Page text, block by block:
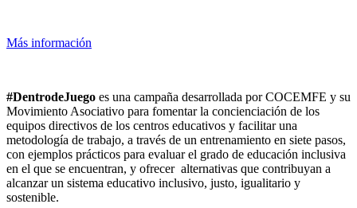
Más información
#DentrodeJuego es una campaña desarrollada por COCEMFE y su
Movimiento Asociativo para fomentar la concienciación de los
equipos directivos de los centros educativos y facilitar una
metodología de trabajo, a través de un entrenamiento en siete pasos,
con ejemplos prácticos para evaluar el grado de educación inclusiva
en el que se encuentran, y ofrecer alternativas que contribuyan a
alcanzar un sistema educativo inclusivo, justo, igualitario y
sostenible.